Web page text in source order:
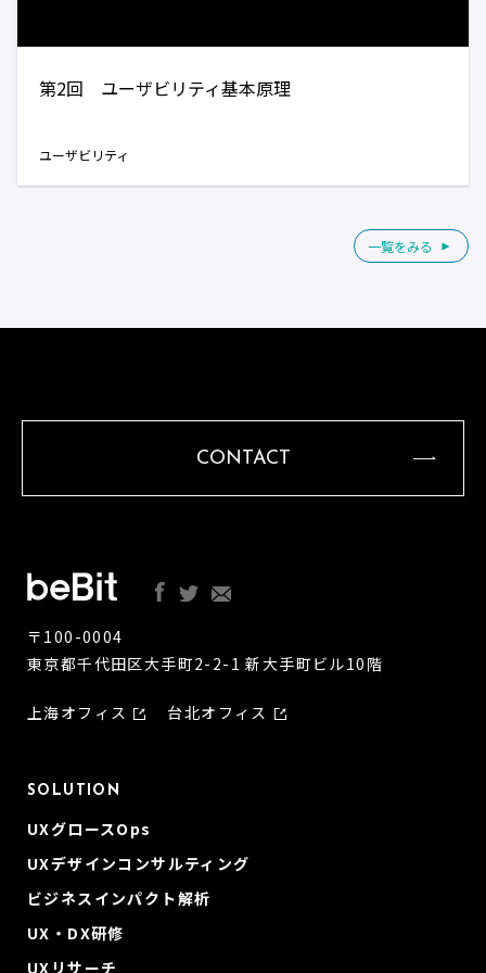
第2回 ユーザビリティ基本原理
ユーザビリティ
一覧をみる
CONTACT
〒100-0004
東京都千代田区大手町2-2-1 新大手町ビル10階
上海オフィス 台北オフィス
SOLUTION
UXグロースOps
UXデザインコンサルティング
ビジネスインパクト解析
UX・DX研修
UXリサーチ